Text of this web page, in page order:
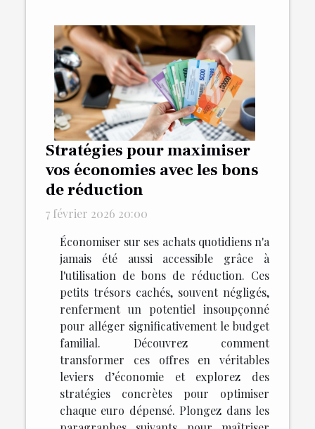
Stratégies pour maximiser
vos économies avec les bons
de réduction
7 février 2026 20:00
Économiser sur ses achats quotidiens n'a
jamais été aussi accessible grâce à
l'utilisation de bons de réduction. Ces
petits trésors cachés, souvent négligés,
renferment un potentiel insoupçonné
pour alléger significativement le budget
familial. Découvrez comment
transformer ces offres en véritables
leviers d’économie et explorez des
stratégies concrètes pour optimiser
chaque euro dépensé. Plongez dans les